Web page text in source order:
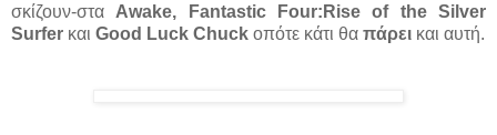
σκίζουν-στα Αwake, Fantastic Four:Rise of the Silver
Surfer και Good Luck Chuck οπότε κάτι θα πάρει και αυτή.